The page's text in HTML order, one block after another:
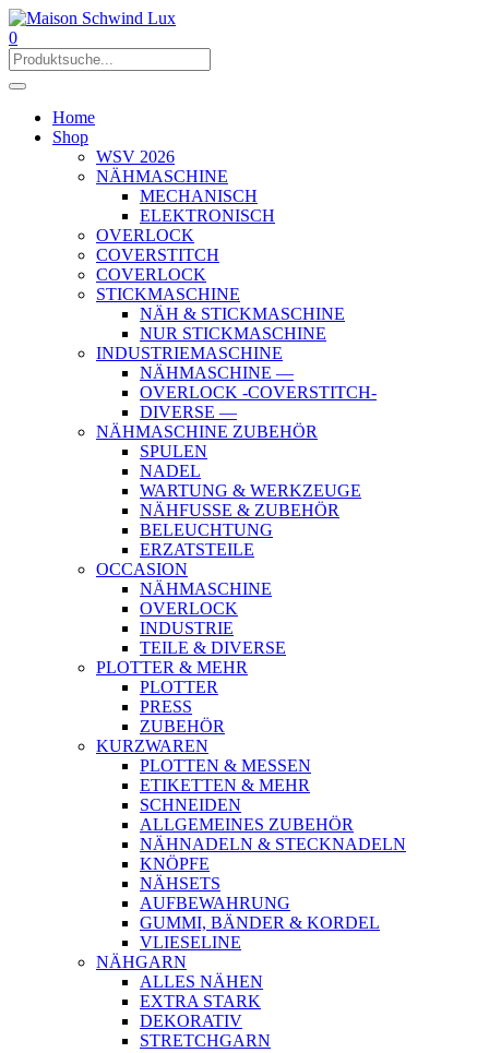
0
Home
Shop
WSV 2026
NÄHMASCHINE
MECHANISCH
ELEKTRONISCH
OVERLOCK
COVERSTITCH
COVERLOCK
STICKMASCHINE
NÄH & STICKMASCHINE
NUR STICKMASCHINE
INDUSTRIEMASCHINE
NÄHMASCHINE —
OVERLOCK -COVERSTITCH-
DIVERSE —
NÄHMASCHINE ZUBEHÖR
SPULEN
NADEL
WARTUNG & WERKZEUGE
NÄHFUSSE & ZUBEHÖR
BELEUCHTUNG
ERZATSTEILE
OCCASION
NÄHMASCHINE
OVERLOCK
INDUSTRIE
TEILE & DIVERSE
PLOTTER & MEHR
PLOTTER
PRESS
ZUBEHÖR
KURZWAREN
PLOTTEN & MESSEN
ETIKETTEN & MEHR
SCHNEIDEN
ALLGEMEINES ZUBEHÖR
NÄHNADELN & STECKNADELN
KNÖPFE
NÄHSETS
AUFBEWAHRUNG
GUMMI, BÄNDER & KORDEL
VLIESELINE
NÄHGARN
ALLES NÄHEN
EXTRA STARK
DEKORATIV
STRETCHGARN